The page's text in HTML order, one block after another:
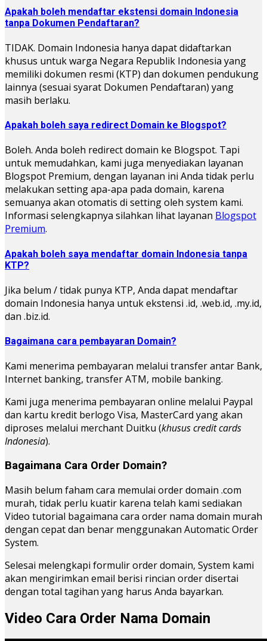
Apakah boleh mendaftar ekstensi domain Indonesia
tanpa Dokumen Pendaftaran?
TIDAK. Domain Indonesia hanya dapat didaftarkan
khusus untuk warga Negara Republik Indonesia yang
memiliki dokumen resmi (KTP) dan dokumen pendukung
lainnya (sesuai syarat Dokumen Pendaftaran) yang
masih berlaku.
Apakah boleh saya redirect Domain ke Blogspot?
Boleh. Anda boleh redirect domain ke Blogspot. Tapi
untuk memudahkan, kami juga menyediakan layanan
Blogspot Premium, dengan layanan ini Anda tidak perlu
melakukan setting apa-apa pada domain, karena
semuanya akan otomatis di setting oleh system kami.
Informasi selengkapnya silahkan lihat layanan Blogspot
Premium.
Apakah boleh saya mendaftar domain Indonesia tanpa
KTP?
Jika belum / tidak punya KTP, Anda dapat mendaftar
domain Indonesia hanya untuk ekstensi .id, .web.id, .my.id,
dan .biz.id.
Bagaimana cara pembayaran Domain?
Kami menerima pembayaran melalui transfer antar Bank,
Internet banking, transfer ATM, mobile banking.
Kami juga menerima pembayaran online melalui Paypal
dan kartu kredit berlogo Visa, MasterCard yang akan
diproses melalui merchant Duitku (khusus credit cards
Indonesia).
Bagaimana Cara Order Domain?
Masih belum faham cara memulai order domain .com
murah, tidak perlu kuatir karena telah kami sediakan
Video tutorial bagaimana cara order nama domain murah
dengan cepat dan benar menggunakan Automatic Order
System.
Selesai melengkapi formulir order domain, System kami
akan mengirimkan email berisi rincian order disertai
dengan total tagihan yang harus Anda bayarkan.
Video Cara Order Nama Domain